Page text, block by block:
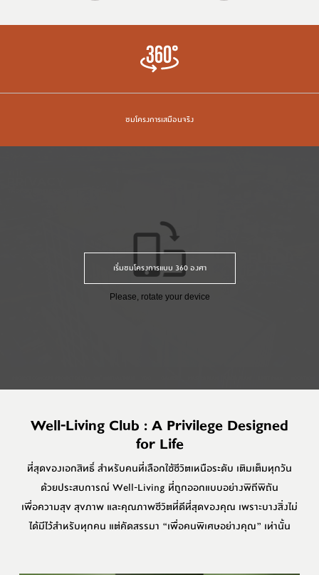
ชมโครงการเสมือนจริง
เริ่มชมโครงการแบบ 360 องศา
Well-Living Club : A Privilege Designed
for Life
ที่สุดของเอกสิทธิ์ สำหรับคนที่เลือกใช้ชีวิตเหนือระดับ เติมเต็มทุกวัน
ด้วยประสบการณ์ Well-Living ที่ถูกออกแบบอย่างพิถีพิถัน
เพื่อความสุข สุขภาพ และคุณภาพชีวิตที่ดีที่สุดของคุณ เพราะบางสิ่งไม่
ได้มีไว้สำหรับทุกคน แต่คัดสรรมา “เพื่อคนพิเศษอย่างคุณ” เท่านั้น